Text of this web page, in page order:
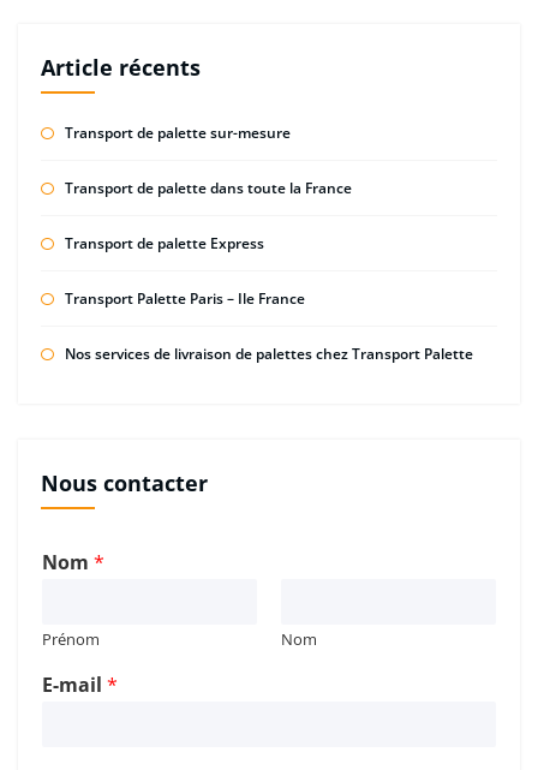
Article récents
Transport de palette sur-mesure
Transport de palette dans toute la France
Transport de palette Express
Transport Palette Paris – Ile France
Nos services de livraison de palettes chez Transport Palette
Nous contacter
Nom *
Prénom Nom
E-mail *